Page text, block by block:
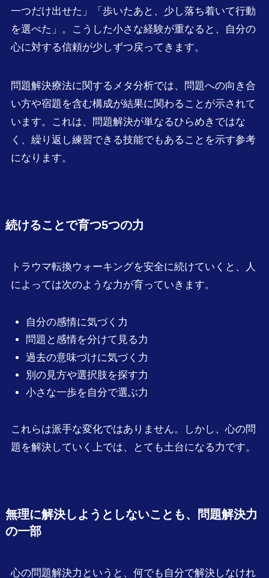
一つだけ出せた」「歩いたあと、少し落ち着いて行動
を選べた」。こうした小さな経験が重なると、自分の
心に対する信頼が少しずつ戻ってきます。
問題解決療法に関するメタ分析では、問題への向き合
い方や宿題を含む構成が結果に関わることが示されて
います。これは、問題解決が単なるひらめきではな
く、繰り返し練習できる技能でもあることを示す参考
になります。
続けることで育つ5つの力
トラウマ転換ウォーキングを安全に続けていくと、人
によっては次のような力が育っていきます。
自分の感情に気づく力
問題と感情を分けて見る力
過去の意味づけに気づく力
別の見方や選択肢を探す力
小さな一歩を自分で選ぶ力
これらは派手な変化ではありません。しかし、心の問
題を解決していく上では、とても土台になる力です。
無理に解決しようとしないことも、問題解決力
の一部
心の問題解決力というと、何でも自分で解決しなけれ